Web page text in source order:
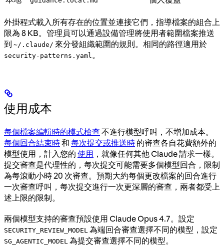
外掛程式載入所有存在的位置並連接它們，指導檔案的組合上
限為 8 KB。管理員可以通過設備管理將使用者範圍檔案推送
到 ~/.claude/ 來分發組織範圍的規則。相同的路徑適用於
security-patterns.yaml 。
使用成本
每個檔案編輯時的模式檢查 不進行模型呼叫，不增加成本。
每個回合結束時和 每次提交或推送時 的審查各自花費額外的
模型使用，計入您的 使用 ，就像任何其他 Claude 請求一樣。
提交審查是代理性的，每次提交可能需要多個模型回合，限制
為每滾動小時 20 次審查。預期大約每個更改檔案的回合進行
一次審查呼叫，每次提交進行一次更深層的審查，兩者都受上
述上限的限制。
兩個模型支持的審查預設使用 Claude Opus 4.7。設定
SECURITY_REVIEW_MODEL 為端回合審查選擇不同的模型，設定
SG_AGENTIC_MODEL 為提交審查選擇不同的模型。